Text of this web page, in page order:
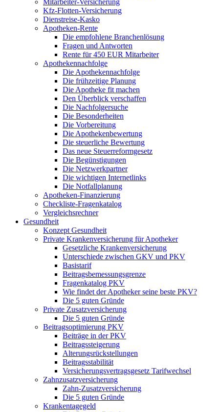
Mitarbeiter-Versicherung
Kfz-Flotten-Versicherung
Dienstreise-Kasko
Apotheken-Rente
Die empfohlene Branchenlösung
Fragen und Antworten
Rente für 450 EUR Mitarbeiter
Apothekennachfolge
Die Apothekennachfolge
Die frühzeitige Planung
Die Apotheke fit machen
Den Überblick verschaffen
Die Nachfolgersuche
Die Besonderheiten
Die Vorbereitung
Die Apothekenbewertung
Die steuerliche Bewertung
Das neue Steuerreformgesetz
Die Begünstigungen
Die Netzwerkpartner
Die wichtigen Internetlinks
Die Notfallplanung
Apotheken-Finanzierung
Checkliste-Fragenkatalog
Vergleichsrechner
Gesundheit
Konzept Gesundheit
Private Krankenversicherung für Apotheker
Gesetzliche Krankenversicherung
Unterschiede zwischen GKV und PKV
Basistarif
Beitragsbemessungsgrenze
Fragenkatalog PKV
Wie findet der Apotheker seine beste PKV?
Die 5 guten Gründe
Private Zusatzversicherung
Die 5 guten Gründe
Beitragsoptimierung PKV
Beiträge in der PKV
Beitragssteigerung
Alterungsrückstellungen
Beitragsstabilität
Versicherungsvertragsgesetz Tarifwechsel
Zahnzusatzversicherung
Zahn-Zusatzversicherung
Die 5 guten Gründe
Krankentagegeld